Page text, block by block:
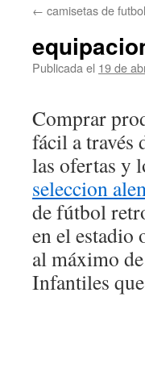
contenido
← camisetas de
Publicada el 19 de
Comprar
fácil a través
las ofertas y
seleccion
de fútbol
en el estadio
al máximo
Infantiles